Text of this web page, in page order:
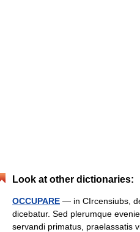
Look at other dictionaries:
OCCUPARE — in CIrcensiubs,
dicebatur. Sed plerumque
servandi primatus, praelassatis